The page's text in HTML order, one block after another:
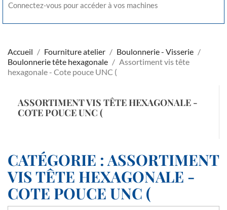
Connectez-vous pour accéder à vos machines
Accueil Fourniture atelier
Boulonnerie - Visserie
Boulonnerie tête hexagonale
Assortiment vis tête
hexagonale - Cote pouce UNC (
ASSORTIMENT VIS TÊTE HEXAGONALE -
COTE POUCE UNC (
CATÉGORIE : ASSORTIMENT
VIS TÊTE HEXAGONALE -
COTE POUCE UNC (